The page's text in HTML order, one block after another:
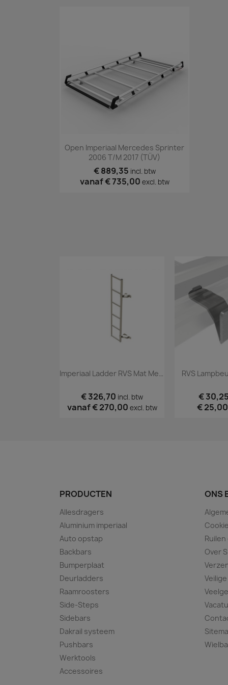
Snel bekijken
Open Imperiaal Mercedes Sprinter
2006 T/m 2017 (TÜV)
€ 889,35 incl. btw
vanaf€ 735,00 excl. btw
€ 326,70 incl. btw
vanaf€ 270,00 excl. btw
RVS
€
€ 25,00
PRODUCTEN
Allesdragers
Aluminium imperiaal
Auto opstap
Backbars
Bumperplaat
Deurladders
Raamroosters
Side-Steps
Sidebars
Dakrail systeem
Pushbars
Werktools
Accessoires
ONS
Over